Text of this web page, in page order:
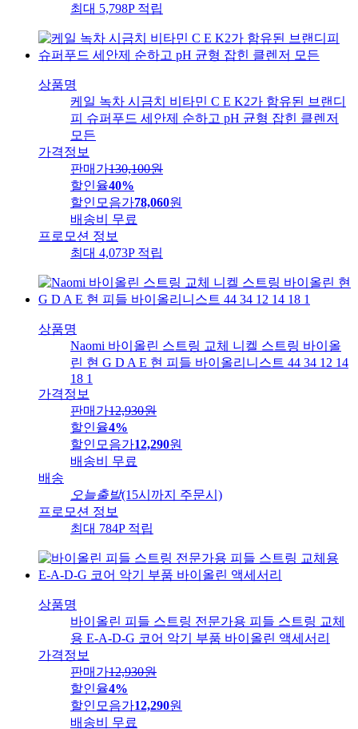
최대 5,798P 적립
상품명
케일 녹차 시금치 비타민 C E K2가 함유된 브랜디
피 슈퍼푸드 세안제 순하고 pH 균형 잡힌 클렌저
모든
가격정보
판매가130,100원
할인율40%
할인모음가78,060원
배송비
무료
프로모션 정보
최대 4,073P 적립
상품명
Naomi 바이올린 스트링 교체 니켈 스트링 바이올
린 현 G D A E 현 피들 바이올리니스트 44 34 12 14
18 1
가격정보
판매가12,930원
할인율4%
할인모음가12,290원
배송비
무료
배송
오늘출발(15시까지 주문시)
프로모션 정보
최대 784P 적립
상품명
바이올린 피들 스트링 전문가용 피들 스트링 교체
용 E-A-D-G 코어 악기 부품 바이올린 액세서리
가격정보
판매가12,930원
할인율4%
할인모음가12,290원
배송비
무료